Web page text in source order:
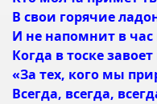
В свои горячие
И не напомнит в час
Когда в тоске завоет
«За тех, кого мы
Всегда, всегда,